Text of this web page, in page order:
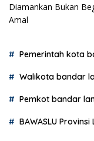
Diamankan Bukan
Amal
Pemerintah kota
Walikota bandar
Pemkot bandar
BAWASLU